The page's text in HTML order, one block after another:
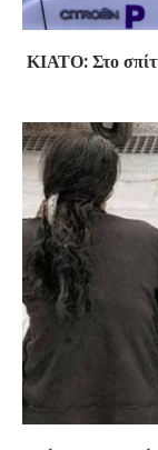
ΚΙΑΤΟ: Στο